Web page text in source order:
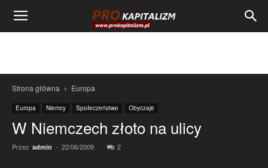
Strona główna Europa
Europa Niemcy Społeczeństwo Obyczaje
W Niemczech złoto na ulicy
Przez admin - 22/06/2009 2